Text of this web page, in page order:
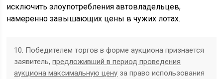
исключить злоупотребления автовладельцев,
намеренно завышающих цены в чужих лотах.
10. Победителем торгов в форме аукциона признается
заявитель,предложивший в период проведения
аукциона максимальную цену за право использования